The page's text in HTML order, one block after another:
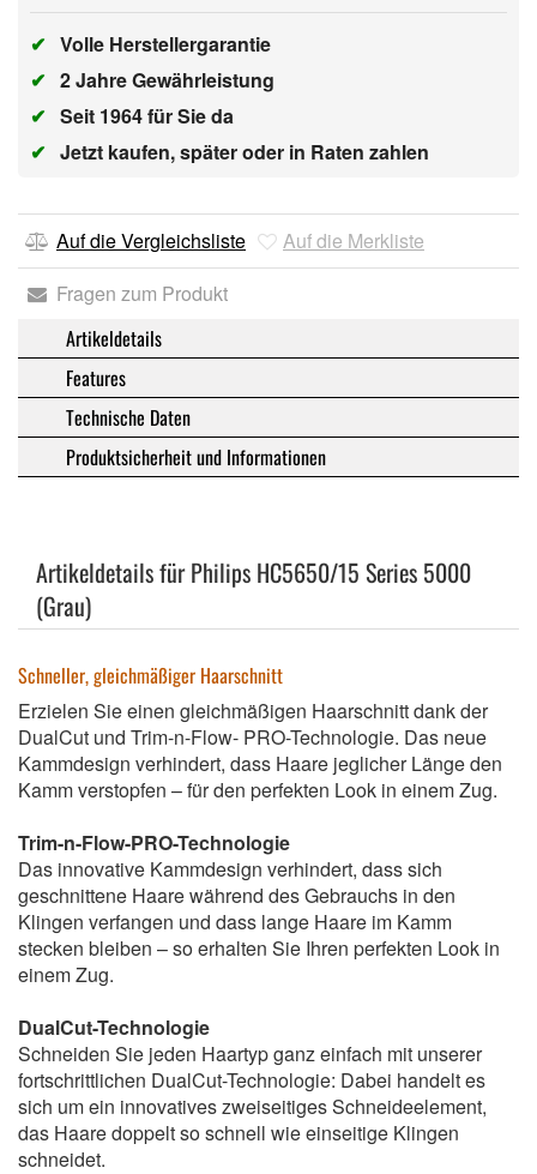
✔ Volle Herstellergarantie
✔ 2 Jahre Gewährleistung
✔ Seit 1964 für Sie da
✔ Jetzt kaufen, später oder in Raten zahlen
Auf die Vergleichsliste
Auf die Merkliste
Fragen zum Produkt
Artikeldetails
Features
Technische Daten
Produktsicherheit und Informationen
Artikeldetails für Philips HC5650/15 Series 5000
(Grau)
Schneller, gleichmäßiger Haarschnitt
Erzielen Sie einen gleichmäßigen Haarschnitt dank der
DualCut und Trim-n-Flow- PRO-Technologie. Das neue
Kammdesign verhindert, dass Haare jeglicher Länge den
Kamm verstopfen – für den perfekten Look in einem Zug.
Trim-n-Flow-PRO-Technologie
Das innovative Kammdesign verhindert, dass sich
geschnittene Haare während des Gebrauchs in den
Klingen verfangen und dass lange Haare im Kamm
stecken bleiben – so erhalten Sie Ihren perfekten Look in
einem Zug.
DualCut-Technologie
Schneiden Sie jeden Haartyp ganz einfach mit unserer
fortschrittlichen DualCut-Technologie: Dabei handelt es
sich um ein innovatives zweiseitiges Schneideelement,
das Haare doppelt so schnell wie einseitige Klingen
schneidet.